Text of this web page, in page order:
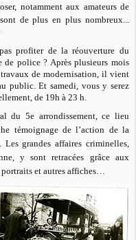
notamment aux amateurs de
de plus en plus nombreux...
profiter de la réouverture du
de police ? Après plusieurs mois
de modernisation, il vient
public. Et samedi, vous y serez
de 19h à 23 h.
du 5e arrondissement, ce lieu
témoignage de l’action de la
grandes affaires criminelles,
y sont retracées grâce aux
portraits et autres affiches…